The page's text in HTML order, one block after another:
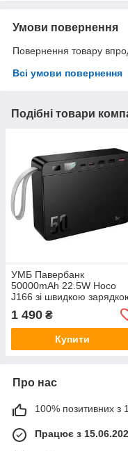
Умови повернення
Повернення товару
Всі умови повернення
Подібні товари
УМБ Павербанк
50000mAh 22.5W Hoco
J166 зі швидкою
Чорний
1 490 ₴
Купити
Про нас
100% позитивних з
Працює з